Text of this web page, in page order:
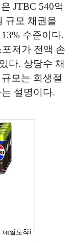
JTBC 540억
규모 채권을
수준이다.
저가 전액 손
다. 상당수 채
모는 회생절
설명이다.